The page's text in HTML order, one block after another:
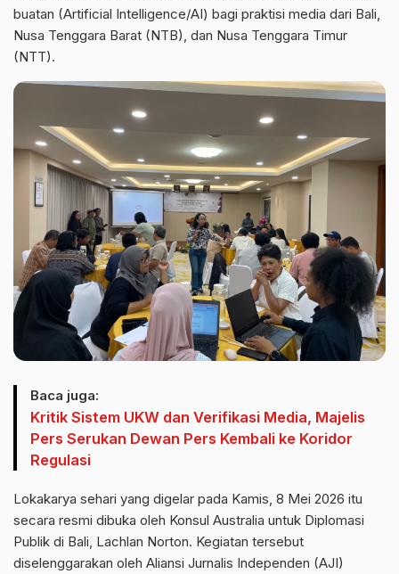
buatan (Artificial Intelligence/AI) bagi praktisi media dari Bali,
Nusa Tenggara Barat (NTB), dan Nusa Tenggara Timur
(NTT).
Baca juga:
Kritik Sistem UKW dan Verifikasi Media, Majelis
Pers Serukan Dewan Pers Kembali ke Koridor
Regulasi
Lokakarya sehari yang digelar pada Kamis, 8 Mei 2026 itu
secara resmi dibuka oleh Konsul Australia untuk Diplomasi
Publik di Bali, Lachlan Norton. Kegiatan tersebut
diselenggarakan oleh Aliansi Jurnalis Independen (AJI)